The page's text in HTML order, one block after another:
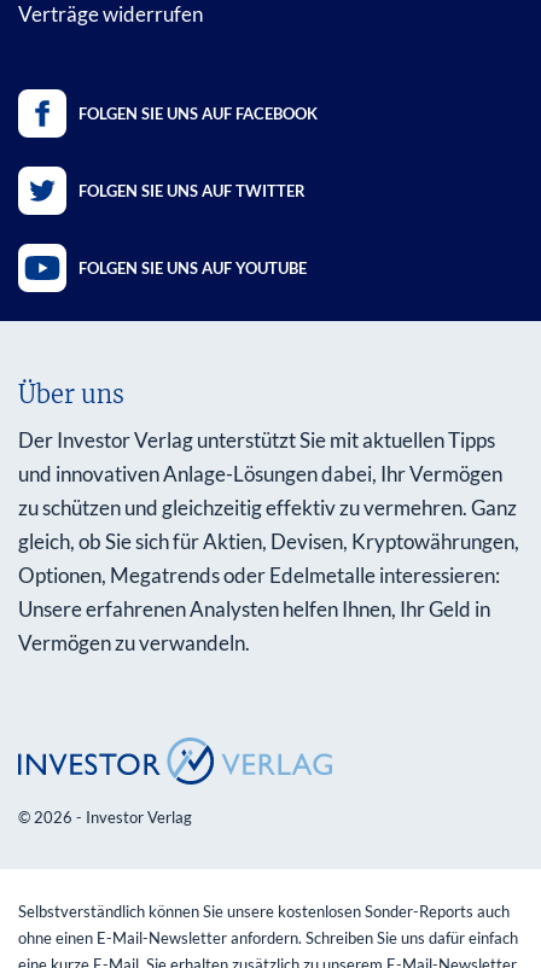
Verträge widerrufen
FOLGEN SIE UNS AUF FACEBOOK
FOLGEN SIE UNS AUF TWITTER
FOLGEN SIE UNS AUF YOUTUBE
Über uns
Der Investor Verlag unterstützt Sie mit aktuellen Tipps
und innovativen Anlage-Lösungen dabei, Ihr Vermögen
zu schützen und gleichzeitig effektiv zu vermehren. Ganz
gleich, ob Sie sich für Aktien, Devisen, Kryptowährungen,
Optionen, Megatrends oder Edelmetalle interessieren:
Unsere erfahrenen Analysten helfen Ihnen, Ihr Geld in
Vermögen zu verwandeln.
© 2026 - Investor Verlag
Selbstverständlich können Sie unsere kostenlosen Sonder-Reports auch
ohne einen E-Mail-Newsletter anfordern. Schreiben Sie uns dafür einfach